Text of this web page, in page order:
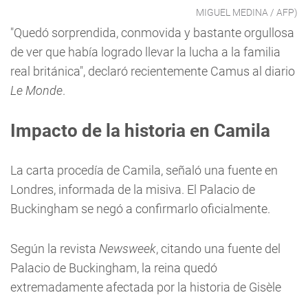
MIGUEL MEDINA / AFP)
"Quedó sorprendida, conmovida y bastante orgullosa
de ver que había logrado llevar la lucha a la familia
real británica", declaró recientemente Camus al diario
Le Monde.
Impacto de la historia en Camila
La carta procedía de Camila, señaló una fuente en
Londres, informada de la misiva. El Palacio de
Buckingham se negó a confirmarlo oficialmente.
Según la revista Newsweek, citando una fuente del
Palacio de Buckingham, la reina quedó
extremadamente afectada por la historia de Gisèle